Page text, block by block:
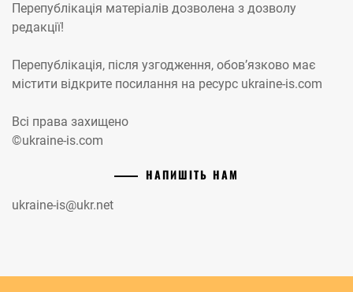
Перепублікація матеріалів дозволена з дозволу
редакції!
Перепублікація, після узгодження, обов’язково має
містити відкрите посилання на ресурс ukraine-is.com
Всі права захищено
©ukraine-is.com
НАПИШІТЬ НАМ
ukraine-is@ukr.net